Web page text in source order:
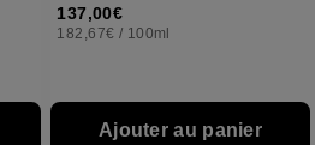
137,00€
182,67€ / 100ml
Ajouter au panier